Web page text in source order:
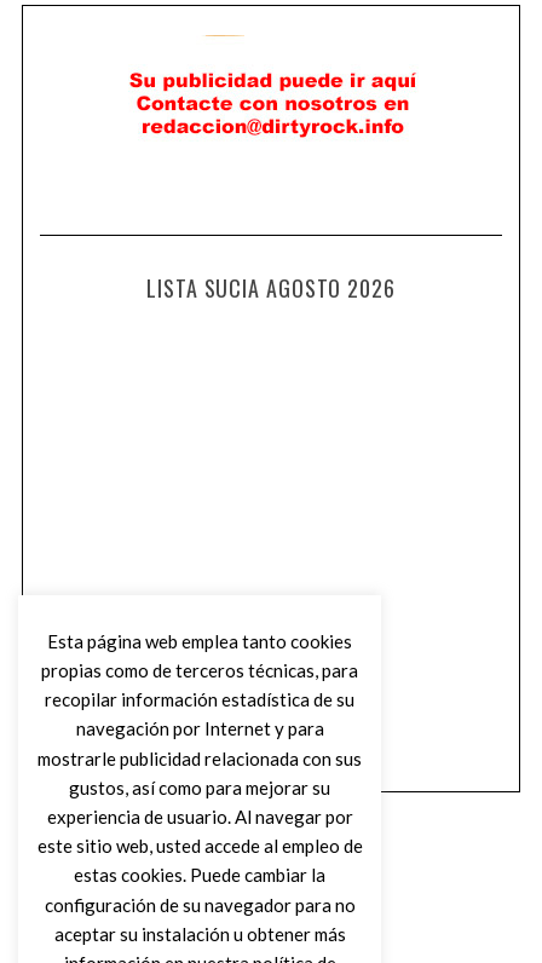
LISTA SUCIA AGOSTO 2026
Esta página web emplea tanto cookies
propias como de terceros técnicas, para
recopilar información estadística de su
navegación por Internet y para
mostrarle publicidad relacionada con sus
gustos, así como para mejorar su
experiencia de usuario. Al navegar por
este sitio web, usted accede al empleo de
estas cookies. Puede cambiar la
configuración de su navegador para no
aceptar su instalación u obtener más